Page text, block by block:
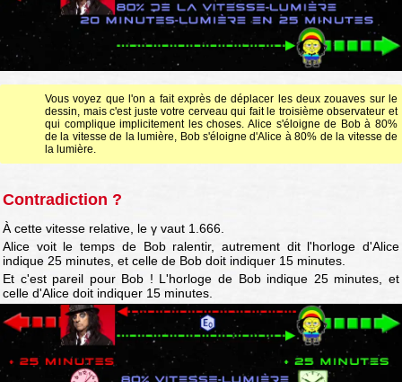
Vous voyez que l'on a fait exprès de déplacer les deux zouaves sur le
dessin, mais c'est juste votre cerveau qui fait le troisième observateur et
qui complique implicitement les choses. Alice s'éloigne de Bob à 80%
de la vitesse de la lumière, Bob s'éloigne d'Alice à 80% de la vitesse de
la lumière.
Contradiction ?
À cette vitesse relative, le γ vaut 1.666.
Alice voit le temps de Bob ralentir, autrement dit l'horloge d'Alice
indique 25 minutes, et celle de Bob doit indiquer 15 minutes.
Et c'est pareil pour Bob ! L'horloge de Bob indique 25 minutes, et
celle d'Alice doit indiquer 15 minutes.